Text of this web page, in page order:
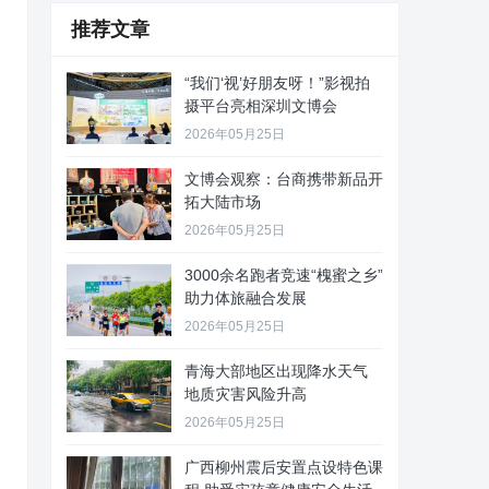
推荐文章
“我们‘视’好朋友呀！”影视拍
摄平台亮相深圳文博会
2026年05月25日
文博会观察：台商携带新品开
拓大陆市场
2026年05月25日
3000余名跑者竞速“槐蜜之乡”
助力体旅融合发展
2026年05月25日
青海大部地区出现降水天气
地质灾害风险升高
2026年05月25日
广西柳州震后安置点设特色课